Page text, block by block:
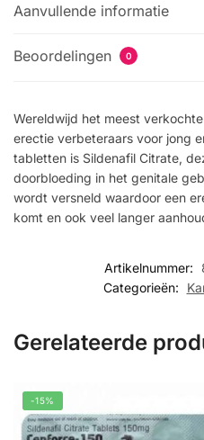
Aanvullende informatie
Beoordelingen 0
Wereldwijd het meest
erectie verbeteraars voor jong
tabletten is Sildenafil Citrate,
doorbloeding in het genitale
wordt versneld waardoor een
komt en ook veel langer
Artikelnummer:
Categorieën:
Gerelateerde
-15%